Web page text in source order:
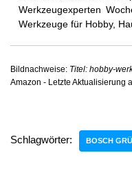
Werkzeugexperten
Werkzeuge für Hobby,
Bildnachweise: Titel: hobby-
Amazon - Letzte Aktualisierung
Schlagwörter: BOSCH